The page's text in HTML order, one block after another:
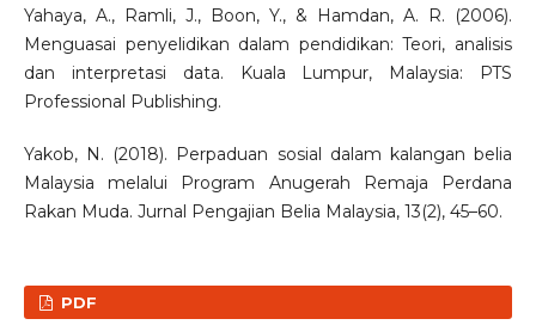
Yahaya, A., Ramli, J., Boon, Y., & Hamdan, A. R. (2006).
Menguasai penyelidikan dalam pendidikan: Teori, analisis
dan interpretasi data. Kuala Lumpur, Malaysia: PTS
Professional Publishing.
Yakob, N. (2018). Perpaduan sosial dalam kalangan belia
Malaysia melalui Program Anugerah Remaja Perdana
Rakan Muda. Jurnal Pengajian Belia Malaysia, 13(2), 45–60.
PDF